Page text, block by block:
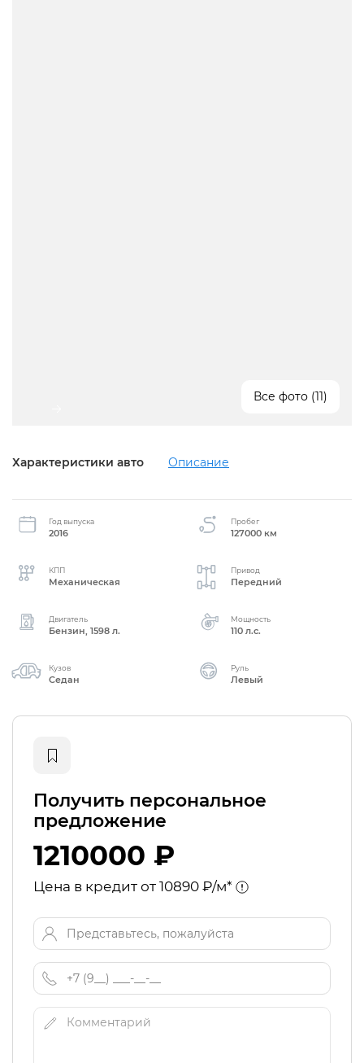
Все фото (11)
Характеристики авто Описание
Год выпуска
2016
Пробег
127000 км
КПП
Механическая
Привод
Передний
Двигатель
Бензин, 1598 л.
Мощность
110 л.с.
Кузов
Седан
Руль
Левый
Получить персональное
предложение
1210000 ₽
Цена в кредит от 10890 ₽/м*